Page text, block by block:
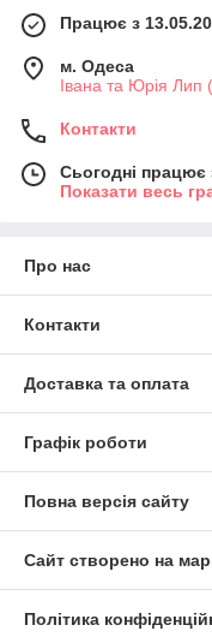
Працює з
м. Одеса
Івана та Юрія Лип
Контакти
Сьогодні працює
Показати весь
Про нас
Контакти
Доставка та оплата
Графік роботи
Повна версія сайту
Сайт створено на
Політика